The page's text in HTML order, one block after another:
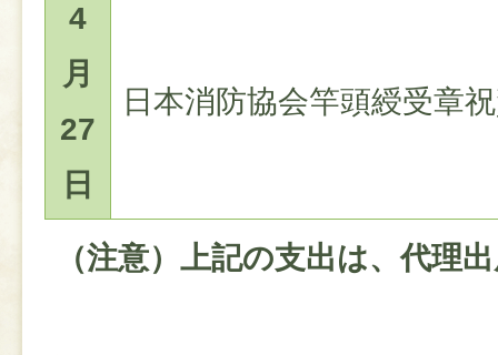
4
月
27
日
日本消防協会竿頭綬受章
（注意）上記の支出は、代理